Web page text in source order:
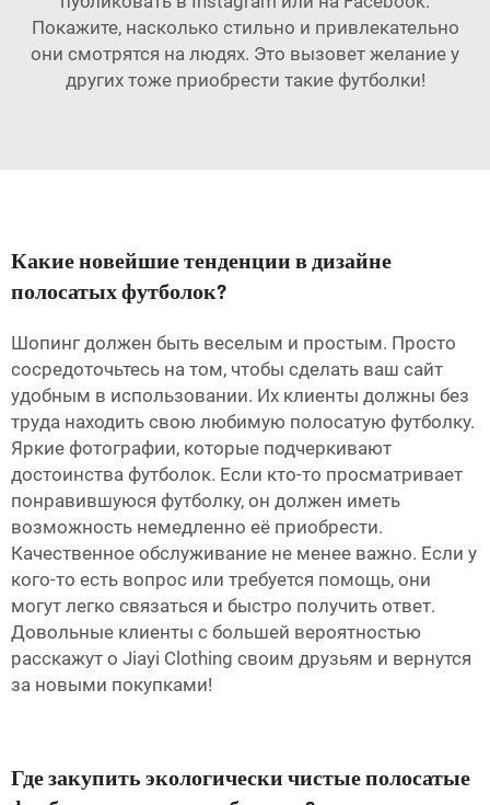
Покажите, насколько стильно и привлекательно
они смотрятся на людях. Это вызовет желание у
других тоже приобрести такие футболки!
Какие новейшие тенденции в дизайне
полосатых футболок?
Шопинг должен быть веселым и простым. Просто
сосредоточьтесь на том, чтобы сделать ваш сайт
удобным в использовании. Их клиенты должны без
труда находить свою любимую полосатую футболку.
Яркие фотографии, которые подчеркивают
достоинства футболок. Если кто-то просматривает
понравившуюся футболку, он должен иметь
возможность немедленно её приобрести.
Качественное обслуживание не менее важно. Если у
кого-то есть вопрос или требуется помощь, они
могут легко связаться и быстро получить ответ.
Довольные клиенты с большей вероятностью
расскажут о Jiayi Clothing своим друзьям и вернутся
за новыми покупками!
Где закупить экологически чистые полосатые